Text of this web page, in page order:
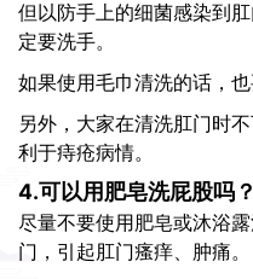
但以防手上的细菌感染到
定要洗手。
如果使用毛巾清洗的话，也
另外，大家在清洗肛门时
利于痔疮病情。
4.可以用肥皂洗屁股吗？
尽量不要使用肥皂或沐浴
门，引起肛门瘙痒、肿痛。